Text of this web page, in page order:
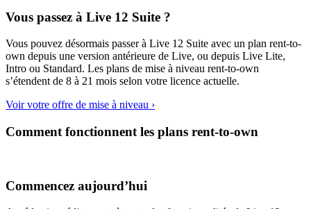
Vous passez à Live 12 Suite ?
Vous pouvez désormais passer à Live 12 Suite avec un plan rent-to-
own depuis une version antérieure de Live, ou depuis Live Lite,
Intro ou Standard. Les plans de mise à niveau rent-to-own
s’étendent de 8 à 21 mois selon votre licence actuelle.
Voir votre offre de mise à niveau ›
Comment fonctionnent les plans rent-to-own
Commencez aujourd’hui